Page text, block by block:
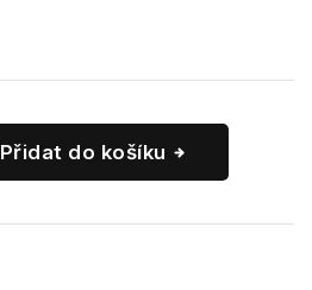
Přidat do košíku